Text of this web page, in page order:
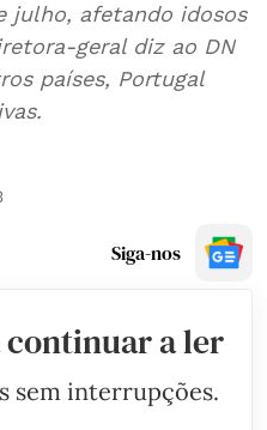
julho, afetando idosos
geral diz ao DN
países, Portugal
Siga-nos
continuar a ler
sem interrupções.